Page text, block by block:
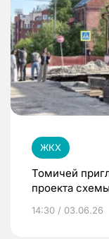
ЖКХ
Томичей
проекта
14:30 / 03.06.26